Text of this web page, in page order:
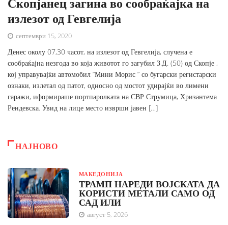
излезот од Гевгелија
септември 15, 2020
Денес околу 07,30 часот, на излезот од Гевгелија, случена е
сообраќајна незгода во која животот го загубил З.Д. (50) од Скопје ,
кој управувајќи автомобил “Мини Морис ” со бугарски регистарски
ознаки, излетал од патот, односно од мостот удирајќи во лимени
гаражи, иформираше портпаролката на СВР Струмица, Хризантема
Рендевска. Увид на лице место изврши јавен […]
НАЈНОВО
МАКЕДОНИЈА
ТРАМП НАРЕДИ ВОЈСКАТА ДА
КОРИСТИ МЕТАЛИ САМО ОД
САД ИЛИ
август 5, 2026